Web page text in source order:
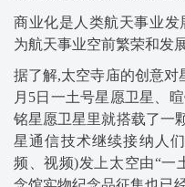
商业化是人类航天事业
为航天事业空前繁荣和发
据了解,太空寺庙的创意对
月5日一土号星愿卫星、
铭星愿卫星里就搭载了一
星通信技术继续接纳人
频、视频)发上太空由“一